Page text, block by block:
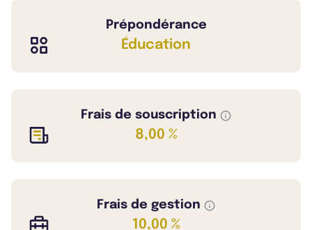
Prépondérance
Éducation
Frais de souscription
8,00 %
Frais de gestion
10,00 %